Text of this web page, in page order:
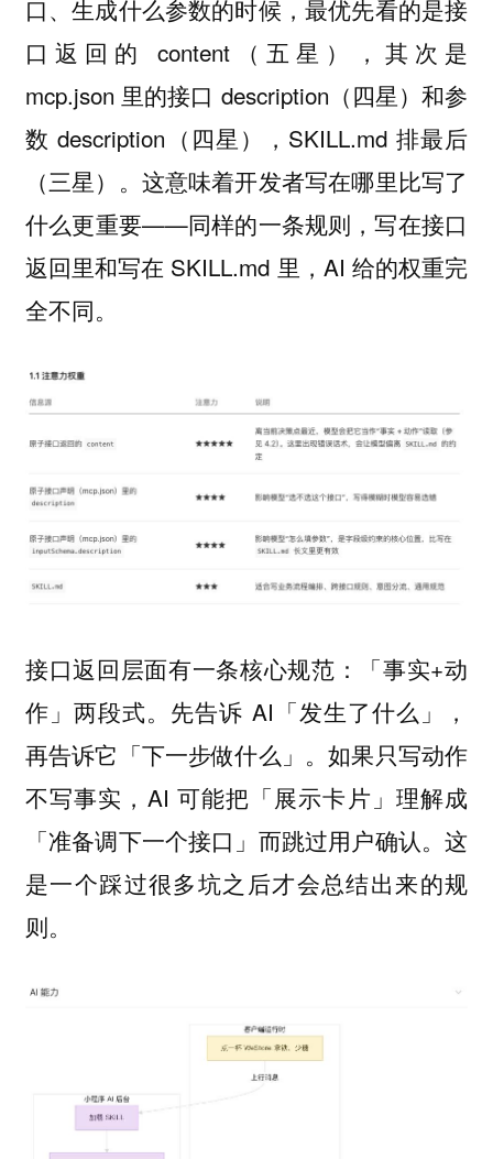
口、生成什么参数的时候，最优先看的是接
口返回的 content（五星），其次是
mcp.json 里的接口 description（四星）和参
数 description（四星），SKILL.md 排最后
（三星）。这意味着开发者写在哪里比写了
什么更重要——同样的一条规则，写在接口
返回里和写在 SKILL.md 里，AI 给的权重完
全不同。
接口返回层面有一条核心规范：「事实+动
作」两段式。先告诉 AI「发生了什么」，
再告诉它「下一步做什么」。如果只写动作
不写事实，AI 可能把「展示卡片」理解成
「准备调下一个接口」而跳过用户确认。这
是一个踩过很多坑之后才会总结出来的规
则。